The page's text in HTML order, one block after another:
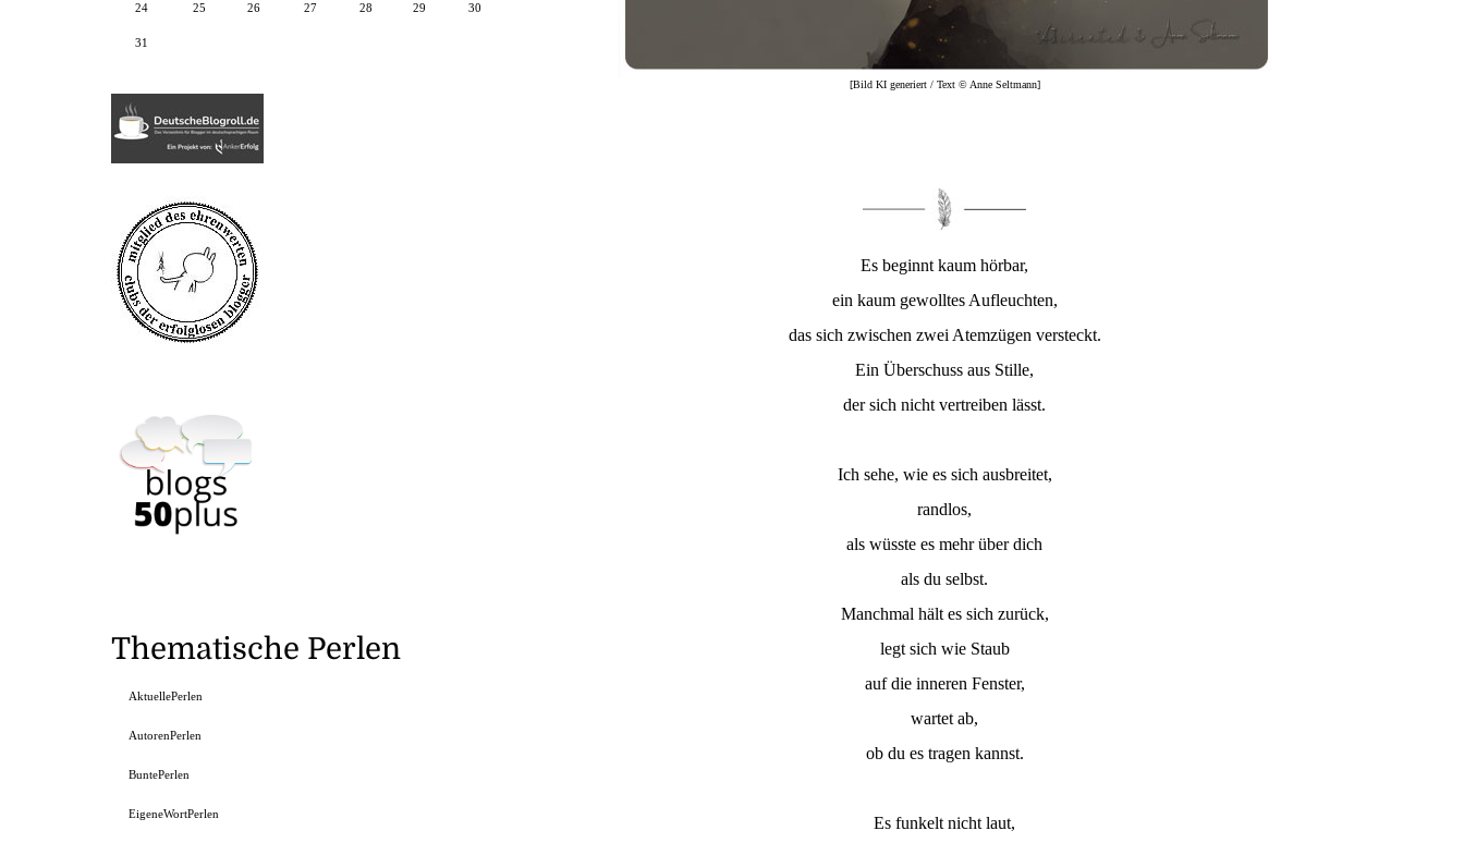
[Bild KI generiert / Text © Anne Seltmann]
Es beginnt kaum hörbar,
ein kaum gewolltes Aufleuchten,
das sich zwischen zwei Atemzügen versteckt.
Ein Überschuss aus Stille,
der sich nicht vertreiben lässt.
Ich sehe, wie es sich ausbreitet,
randlos,
als wüsste es mehr über dich
als du selbst.
Manchmal hält es sich zurück,
legt sich wie Staub
auf die inneren Fenster,
wartet ab,
ob du es tragen kannst.
Es funkelt nicht laut,
24 25 26 27 28 29 30
31
Thematische Perlen
AktuellePerlen
AutorenPerlen
BuntePerlen
EigeneWortPerlen